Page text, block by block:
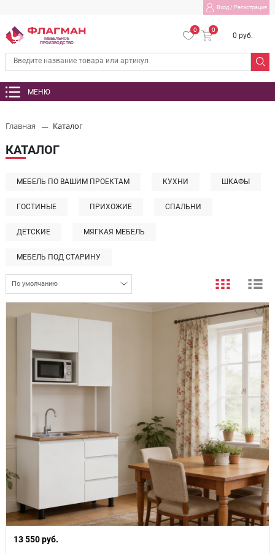
Вход/ Регистрация
МЕБЕЛЬНОЕ
ПРОИЗВОДСТВО
0 0
0 руб.
МЕНЮ
Главная Каталог
КАТАЛОГ
МЕБЕЛЬ ПО ВАШИМ ПРОЕКТАМ КУХНИ ШКАФЫ
ГОСТИНЫЕ ПРИХОЖИЕ СПАЛЬНИ
ДЕТСКИЕ МЯГКАЯ МЕБЕЛЬ
МЕБЕЛЬ ПОД СТАРИНУ
По умолчанию
13 550 руб.